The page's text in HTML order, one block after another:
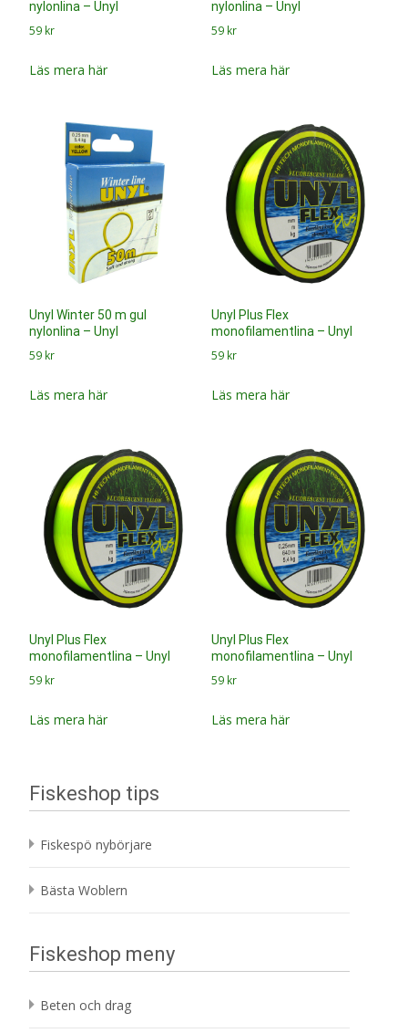
nylonlina – Unyl
59 kr
Läs mera här
nylonlina – Unyl
59 kr
Läs mera här
Unyl Winter 50 m gul
nylonlina – Unyl
59 kr
Läs mera här
Unyl Plus Flex
monofilamentlina – Unyl
59 kr
Läs mera här
Unyl Plus Flex
monofilamentlina – Unyl
59 kr
Läs mera här
Unyl Plus Flex
monofilamentlina – Unyl
59 kr
Läs mera här
Fiskeshop tips
Fiskespö nybörjare
Bästa Woblern
Fiskeshop meny
Beten och drag